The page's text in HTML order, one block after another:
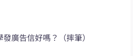
廣告信好嗎？（摔筆）